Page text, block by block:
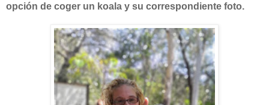
opción de coger un koala y su correspondiente foto.